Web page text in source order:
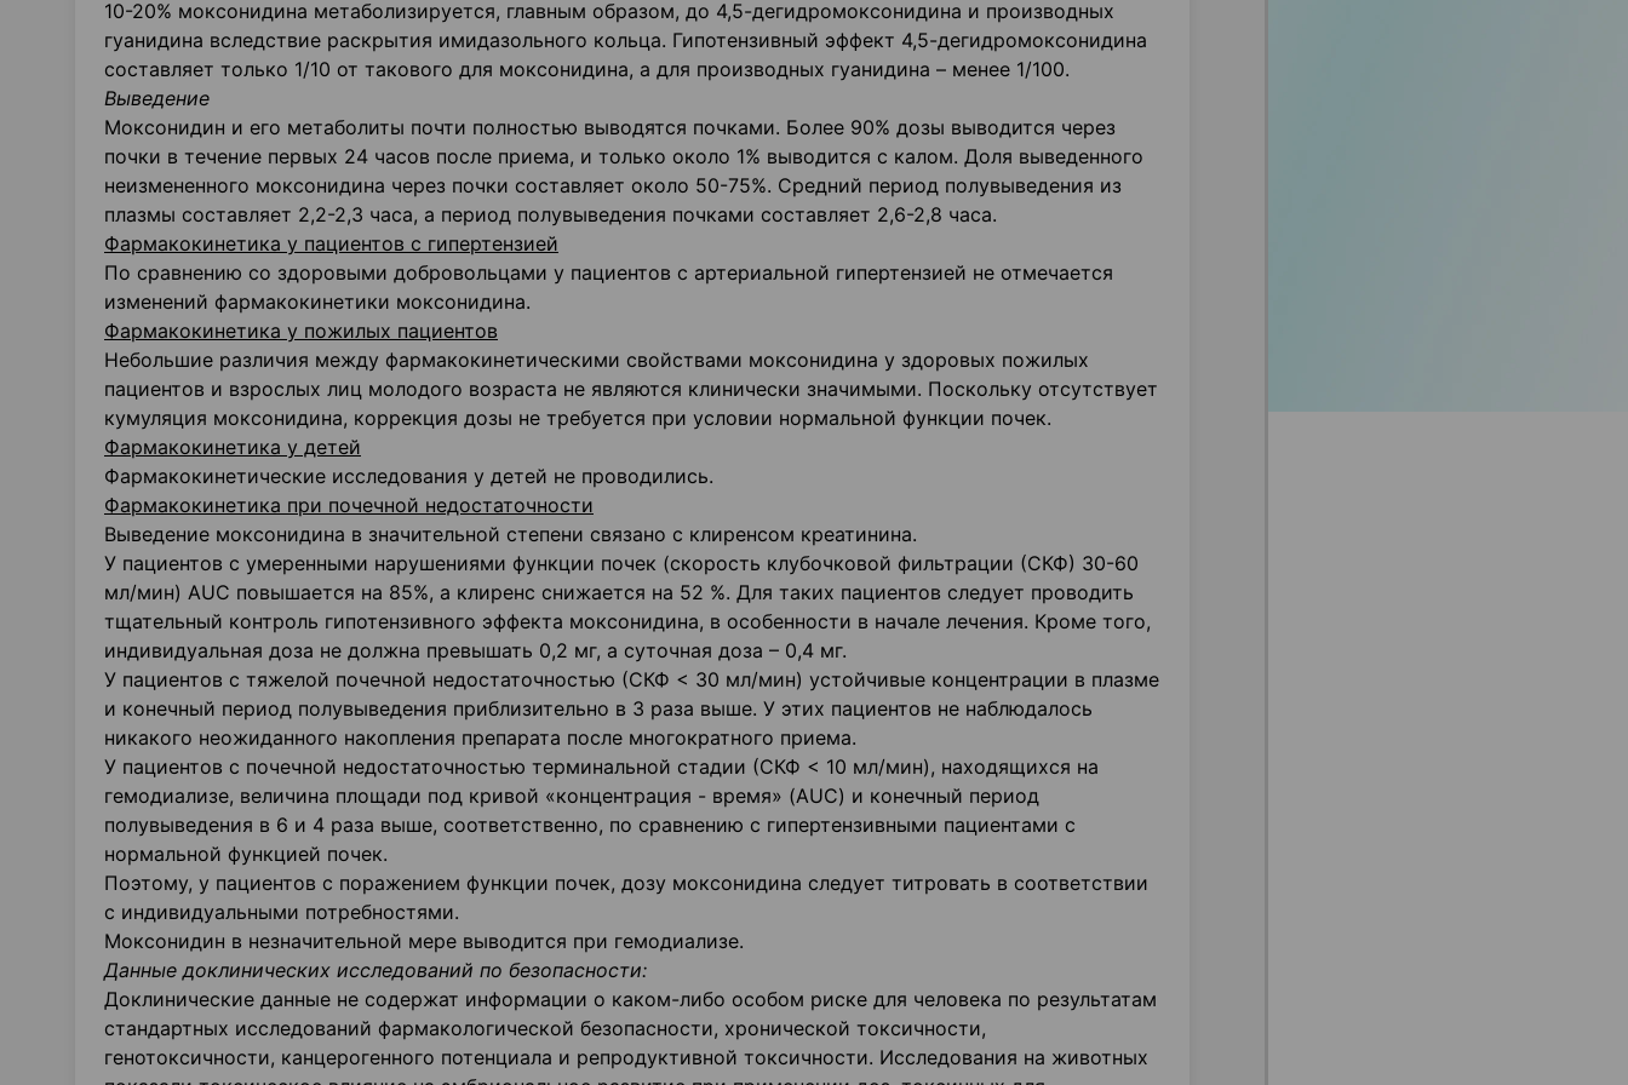
10-20% моксонидина метаболизируется, главным образом, до 4,5-дегидромоксонидина и производных
гуанидина вследствие раскрытия имидазольного кольца. Гипотензивный эффект 4,5-дегидромоксонидина
составляет только 1/10 от такового для моксонидина, а для производных гуанидина – менее 1/100.
Выведение
Моксонидин и его метаболиты почти полностью выводятся почками. Более 90% дозы выводится через
почки в течение первых 24 часов после приема, и только около 1% выводится с калом. Доля выведенного
неизмененного моксонидина через почки составляет около 50-75%. Средний период полувыведения из
плазмы составляет 2,2-2,3 часа, а период полувыведения почками составляет 2,6-2,8 часа.
Фармакокинетика у пациентов с гипертензией
По сравнению со здоровыми добровольцами у пациентов с артериальной гипертензией не отмечается
изменений фармакокинетики моксонидина.
Фармакокинетика у пожилых пациентов
Небольшие различия между фармакокинетическими свойствами моксонидина у здоровых пожилых
пациентов и взрослых лиц молодого возраста не являются клинически значимыми. Поскольку отсутствует
кумуляция моксонидина, коррекция дозы не требуется при условии нормальной функции почек.
Фармакокинетика у детей
Фармакокинетические исследования у детей не проводились.
Фармакокинетика при почечной недостаточности
Выведение моксонидина в значительной степени связано с клиренсом креатинина.
У пациентов с умеренными нарушениями функции почек (скорость клубочковой фильтрации (СКФ) 30-60
мл/мин) AUC повышается на 85%, а клиренс снижается на 52 %. Для таких пациентов следует проводить
тщательный контроль гипотензивного эффекта моксонидина, в особенности в начале лечения. Кроме того,
индивидуальная доза не должна превышать 0,2 мг, а суточная доза – 0,4 мг.
У пациентов с тяжелой почечной недостаточностью (СКФ < 30 мл/мин) устойчивые концентрации в плазме
и конечный период полувыведения приблизительно в 3 раза выше. У этих пациентов не наблюдалось
никакого неожиданного накопления препарата после многократного приема.
У пациентов с почечной недостаточностью терминальной стадии (СКФ < 10 мл/мин), находящихся на
гемодиализе, величина площади под кривой «концентрация - время» (AUC) и конечный период
полувыведения в 6 и 4 раза выше, соответственно, по сравнению с гипертензивными пациентами с
нормальной функцией почек.
Поэтому, у пациентов с поражением функции почек, дозу моксонидина следует титровать в соответствии
с индивидуальными потребностями.
Моксонидин в незначительной мере выводится при гемодиализе.
Данные доклинических исследований по безопасности:
Доклинические данные не содержат информации о каком-либо особом риске для человека по результатам
стандартных исследований фармакологической безопасности, хронической токсичности,
генотоксичности, канцерогенного потенциала и репродуктивной токсичности. Исследования на животных